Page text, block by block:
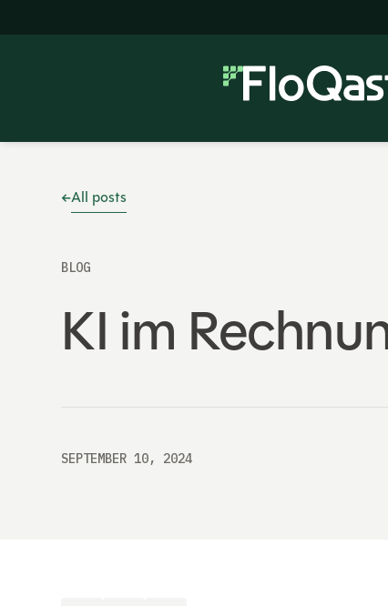
All posts
BLOG
KI im
SEPTEMBER 10, 2024